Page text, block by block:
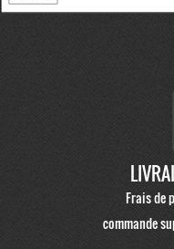
Frais de
commande